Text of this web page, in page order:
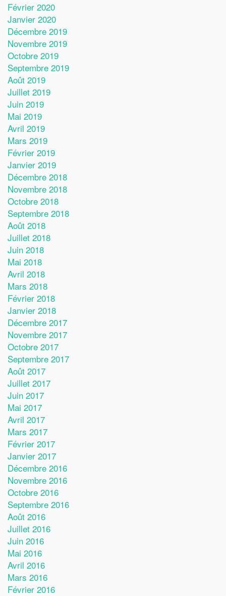
Février 2020
Janvier 2020
Décembre 2019
Novembre 2019
Octobre 2019
Septembre 2019
Août 2019
Juillet 2019
Juin 2019
Mai 2019
Avril 2019
Mars 2019
Février 2019
Janvier 2019
Décembre 2018
Novembre 2018
Octobre 2018
Septembre 2018
Août 2018
Juillet 2018
Juin 2018
Mai 2018
Avril 2018
Mars 2018
Février 2018
Janvier 2018
Décembre 2017
Novembre 2017
Octobre 2017
Septembre 2017
Août 2017
Juillet 2017
Juin 2017
Mai 2017
Avril 2017
Mars 2017
Février 2017
Janvier 2017
Décembre 2016
Novembre 2016
Octobre 2016
Septembre 2016
Août 2016
Juillet 2016
Juin 2016
Mai 2016
Avril 2016
Mars 2016
Février 2016